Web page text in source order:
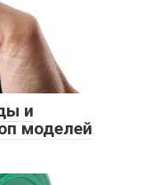
и
моделей